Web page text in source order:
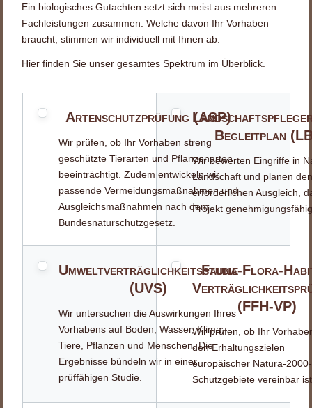
Ein biologisches Gutachten setzt sich meist aus mehreren
Fachleistungen zusammen. Welche davon Ihr Vorhaben
braucht, stimmen wir individuell mit Ihnen ab.
Hier finden Sie unser gesamtes Spektrum im Überblick.
Artenschutzprüfung (ASP)
Wir prüfen, ob Ihr Vorhaben streng
geschützte Tierarten und Pflanzenarten
beeinträchtigt. Zudem entwickeln wir
passendeVermeidungsmaßnahmenund
Ausgleichsmaßnahmen nach dem
Bundesnaturschutzgesetz.
Begleitplan
Wir bewerten Eingriffe in
Landschaft und planen
erforderlichen Ausgleich,
Projekt
Umweltverträglichkeitsstudie
(UVS)
Wir untersuchen die Auswirkungen Ihres
Vorhabens auf Boden, Wasser, Klima,
Tiere, Pflanzen und Menschen. Die
Ergebnisse bündeln wir in einer
prüffähigen Studie.
Fauna-Flora-
(FFH-VP)
Wir prüfen, ob Ihr
den Erhaltungszielen
europäischer Natura-2000-
Schutzgebiete vereinbar